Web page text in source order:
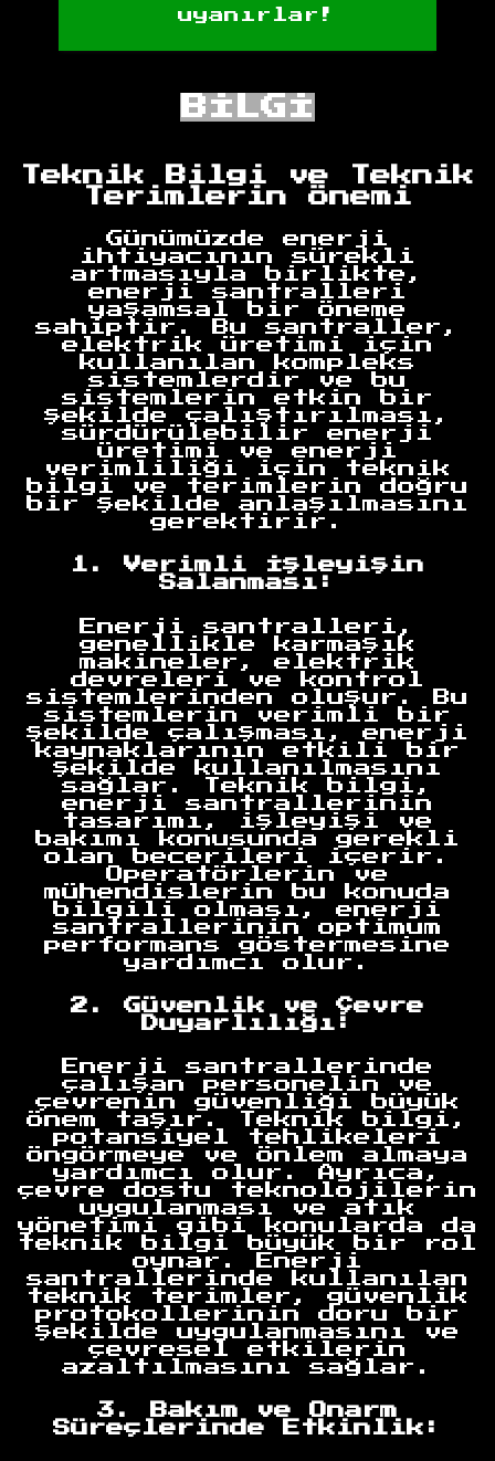
uyanırlar!
BİLGİ
Teknik Bilgi ve Teknik
Terimlerin Önemi
Günümüzde enerji
ihtiyacının sürekli
artmasıyla birlikte,
enerji santralleri
yaşamsal bir öneme
sahiptir. Bu santraller,
elektrik üretimi için
kullanılan kompleks
sistemlerdir ve bu
sistemlerin etkin bir
şekilde çalıştırılması,
sürdürülebilir enerji
üretimi ve enerji
verimliliği için teknik
bilgi ve terimlerin doğru
bir şekilde anlaşılmasını
gerektirir.
1. Verimli İşleyişin
Salanması:
Enerji santralleri,
genellikle karmaşık
makineler, elektrik
devreleri ve kontrol
sistemlerinden oluşur. Bu
sistemlerin verimli bir
şekilde çalışması, enerji
kaynaklarının etkili bir
şekilde kullanılmasını
sağlar. Teknik bilgi,
enerji santrallerinin
tasarımı, işleyişi ve
bakımı konusunda gerekli
olan becerileri içerir.
Operatörlerin ve
mühendislerin bu konuda
bilgili olması, enerji
santrallerinin optimum
performans göstermesine
yardımcı olur.
2. Güvenlik ve Çevre
Duyarlılığı:
Enerji santrallerinde
çalışan personelin ve
çevrenin güvenliği büyük
önem taşır. Teknik bilgi,
potansiyel tehlikeleri
öngörmeye ve önlem almaya
yardımcı olur. Ayrıca,
çevre dostu teknolojilerin
uygulanması ve atık
yönetimi gibi konularda da
teknik bilgi büyük bir rol
oynar. Enerji
santrallerinde kullanılan
teknik terimler, güvenlik
protokollerinin doru bir
şekilde uygulanmasını ve
çevresel etkilerin
azaltılmasını sağlar.
3. Bakım ve Onarm
Süreçlerinde Etkinlik: